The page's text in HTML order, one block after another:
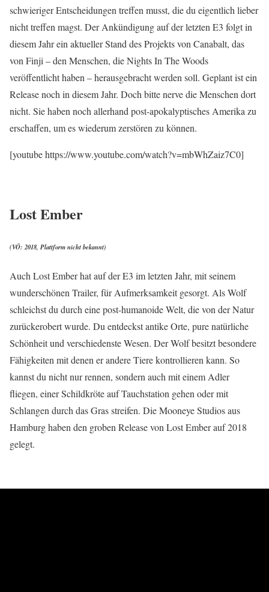
schwieriger Entscheidungen treffen musst, die du eigentlich lieber
nicht treffen magst. Der Ankündigung auf der letzten E3 folgt in
diesem Jahr ein aktueller Stand des Projekts von Canabalt, das
von Finji – den Menschen, die Nights In The Woods
veröffentlicht haben – herausgebracht werden soll. Geplant ist ein
Release noch in diesem Jahr. Doch bitte nerve die Menschen dort
nicht. Sie haben noch allerhand post-apokalyptisches Amerika zu
erschaffen, um es wiederum zerstören zu können.
[youtube https://www.youtube.com/watch?v=mbWhZaiz7C0]
Lost Ember
(VÖ: 2018, Plattform nicht bekannt)
Auch Lost Ember hat auf der E3 im letzten Jahr, mit seinem
wunderschönen Trailer, für Aufmerksamkeit gesorgt. Als Wolf
schleichst du durch eine post-humanoide Welt, die von der Natur
zurückerobert wurde. Du entdeckst antike Orte, pure natürliche
Schönheit und verschiedenste Wesen. Der Wolf besitzt besondere
Fähigkeiten mit denen er andere Tiere kontrollieren kann. So
kannst du nicht nur rennen, sondern auch mit einem Adler
fliegen, einer Schildkröte auf Tauchstation gehen oder mit
Schlangen durch das Gras streifen. Die Mooneye Studios aus
Hamburg haben den groben Release von Lost Ember auf 2018
gelegt.